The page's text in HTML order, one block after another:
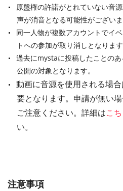
原盤権の許諾がとれていない音
声が消音となる可能性がございま
同一人物が複数アカウントでイ
トへの参加が取り消しとなります
過去にmystaに投稿したことの
公開の対象となります。
動画に音源を使用される場
要となります。申請が無い
ご注意ください。詳細はこ
い。
注意事項